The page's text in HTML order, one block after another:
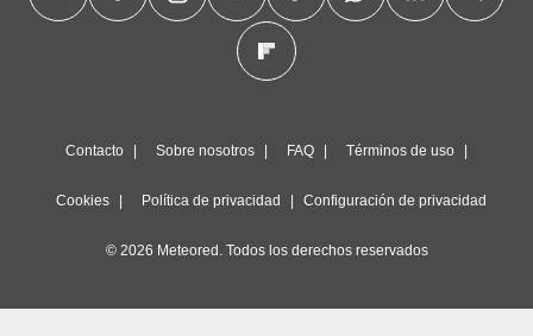
Contacto Sobre nosotros FAQ Términos de uso
Cookies Política de privacidad Configuración de privacidad
© 2026 Meteored. Todos los derechos reservados